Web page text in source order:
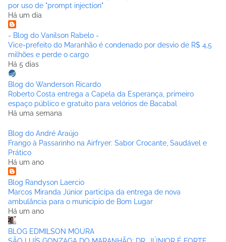
por uso de "prompt injection"
Há um dia
- Blog do Vanilson Rabelo -
Vice-prefeito do Maranhão é condenado por desvio de R$ 4,5
milhões e perde o cargo
Há 5 dias
Blog do Wanderson Ricardo
Roberto Costa entrega a Capela da Esperança, primeiro
espaço público e gratuito para velórios de Bacabal
Há uma semana
Blog do André Araújo
Frango à Passarinho na Airfryer: Sabor Crocante, Saudável e
Prático
Há um ano
Blog Randyson Laercio
Marcos Miranda Júnior participa da entrega de nova
ambulância para o municipio de Bom Lugar
Há um ano
BLOG EDMILSON MOURA